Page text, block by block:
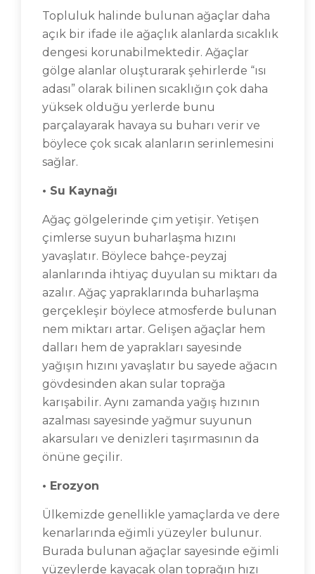
Topluluk halinde bulunan ağaçlar daha
açık bir ifade ile ağaçlık alanlarda sıcaklık
dengesi korunabilmektedir. Ağaçlar
gölge alanlar oluşturarak şehirlerde “ısı
adası” olarak bilinen sıcaklığın çok daha
yüksek olduğu yerlerde bunu
parçalayarak havaya su buharı verir ve
böylece çok sıcak alanların serinlemesini
sağlar.
• Su Kaynağı
Ağaç gölgelerinde çim yetişir. Yetişen
çimlerse suyun buharlaşma hızını
yavaşlatır. Böylece bahçe-peyzaj
alanlarında ihtiyaç duyulan su miktarı da
azalır. Ağaç yapraklarında buharlaşma
gerçekleşir böylece atmosferde bulunan
nem miktarı artar. Gelişen ağaçlar hem
dalları hem de yaprakları sayesinde
yağışın hızını yavaşlatır bu sayede ağacın
gövdesinden akan sular toprağa
karışabilir. Aynı zamanda yağış hızının
azalması sayesinde yağmur suyunun
akarsuları ve denizleri taşırmasının da
önüne geçilir.
• Erozyon
Ülkemizde genellikle yamaçlarda ve dere
kenarlarında eğimli yüzeyler bulunur.
Burada bulunan ağaçlar sayesinde eğimli
yüzeylerde kayacak olan toprağın hızı